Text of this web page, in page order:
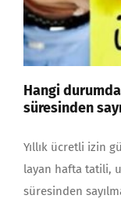
Hangi
süresinden
Yıllık ücretli izin
layan hafta tatili,
süresinden